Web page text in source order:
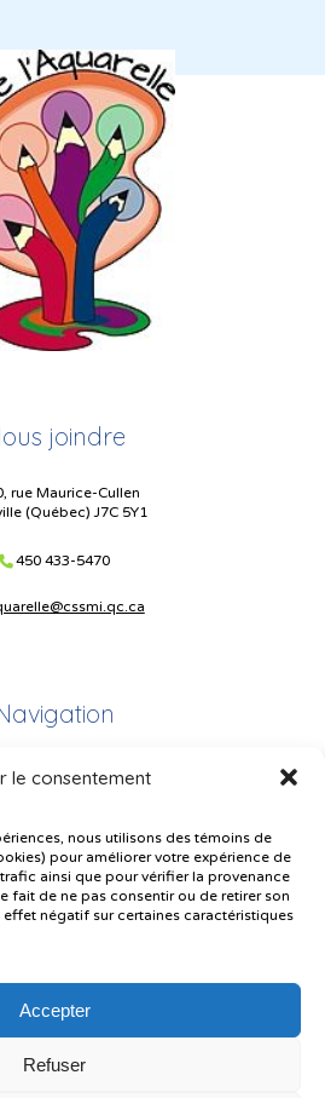
le consentement
nous utilisons des témoins de
pour améliorer votre expérience de
ainsi que pour vérifier la provenance
fait de ne pas consentir ou de retirer son
négatif sur certaines caractéristiques
Accepter
Refuser
joindre
rue Maurice-Cullen
(Québec) J7C 5Y1
450 433-5470
Plan du site
– service à l’élève
de confidentialité